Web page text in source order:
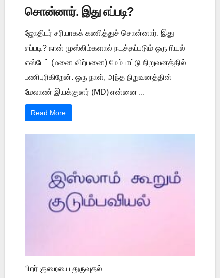
சொன்னார். இது எப்படி?
ஜோதிடர் சரியாகக் கணித்துச் சொன்னார். இது
எப்படி? நான் முஸ்லிம்களால் நடத்தப்படும் ஒரு ரியல்
எஸ்டேட் (மனை விற்பனை) மேம்பாட்டு நிறுவனத்தில்
பணிபுரிகிறேன். ஒரு நாள், அந்த நிறுவனத்தின்
மேலாண் இயக்குனர் (MD) என்னை ...
Read More
பிறர் குறையை துருவுதல்